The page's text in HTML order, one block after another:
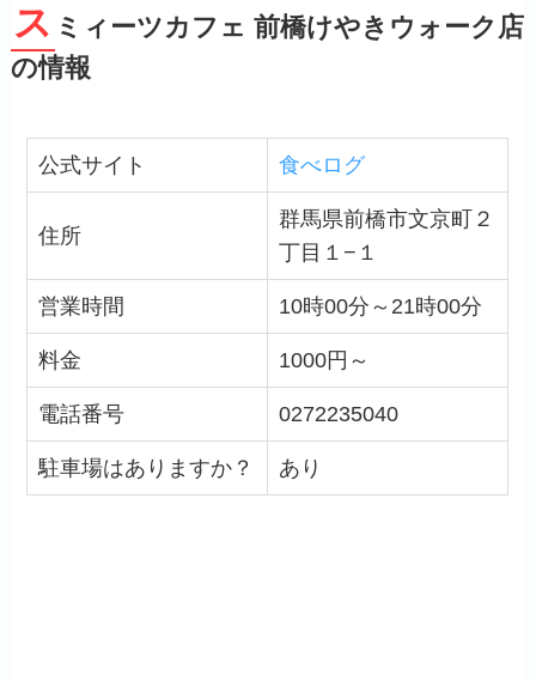
ス ミィーツカフェ 前橋けやきウォーク店
の情報
公式サイト 食べログ
住所
群馬県前橋市文京町２
丁目１−１
営業時間 10時00分～21時00分
料金 1000円～
電話番号 0272235040
駐車場はありますか？ あり